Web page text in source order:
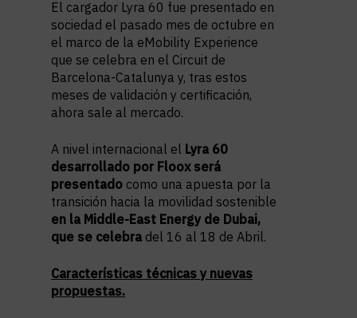
El cargador Lyra 60 fue presentado en
sociedad el pasado mes de octubre en
el marco de la eMobility Experience
que se celebra en el Circuit de
Barcelona-Catalunya y, tras estos
meses de validación y certificación,
ahora sale al mercado.
A nivel internacional el Lyra 60
desarrollado por Floox será
presentado como una apuesta por la
transición hacia la movilidad sostenible
en la Middle-East Energy de Dubai,
que se celebra del 16 al 18 de Abril.
Características técnicas y nuevas
propuestas.